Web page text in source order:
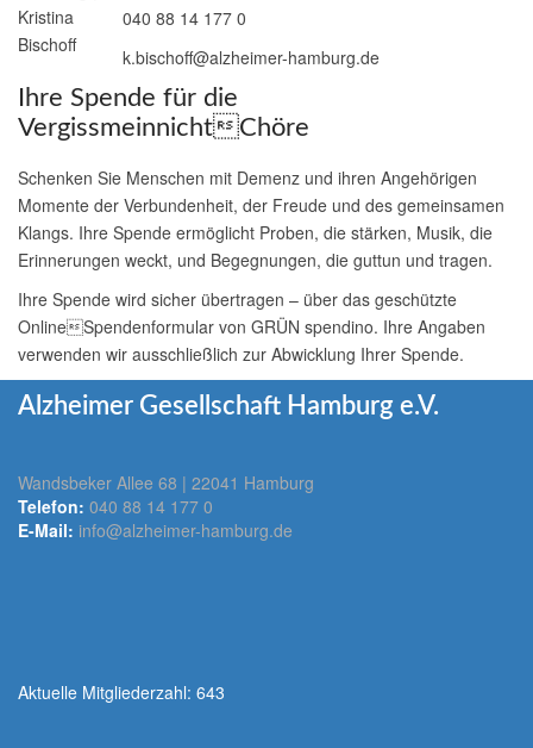
040 88 14 177 0
k.bischoff@alzheimer-hamburg.de
Ihre Spende für die
VergissmeinnichtChöre
Schenken Sie Menschen mit Demenz und ihren Angehörigen
Momente der Verbundenheit, der Freude und des gemeinsamen
Klangs. Ihre Spende ermöglicht Proben, die stärken, Musik, die
Erinnerungen weckt, und Begegnungen, die guttun und tragen.
Ihre Spende wird sicher übertragen – über das geschützte
OnlineSpendenformular von GRÜN spendino. Ihre Angaben
verwenden wir ausschließlich zur Abwicklung Ihrer Spende.
Alzheimer Gesellschaft Hamburg e.V.
Wandsbeker Allee 68 | 22041 Hamburg
Telefon: 040 88 14 177 0
E-Mail: info@alzheimer-hamburg.de
Aktuelle Mitgliederzahl: 643